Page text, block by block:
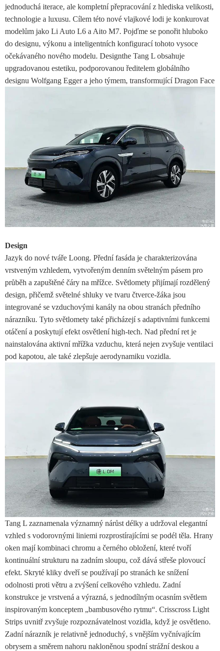
jednoduchá iterace, ale kompletní přepracování z hlediska velikosti,
technologie a luxusu. Cílem této nové vlajkové lodi je konkurovat
modelům jako Li Auto L6 a Aito M7. Pojďme se ponořit hluboko
do designu, výkonu a inteligentních konfigurací tohoto vysoce
očekávaného nového modelu. Designthe Tang L obsahuje
upgradovanou estetiku, podporovanou ředitelem globálního
designu Wolfgang Egger a jeho týmem, transformující Dragon Face
Design
Jazyk do nové tváře Loong. Přední fasáda je charakterizována
vrstveným vzhledem, vytvořeným denním světelným pásem pro
průběh a zapuštěné čáry na mřížce. Světlomety přijímají rozdělený
design, přičemž světelné shluky ve tvaru čtverce-žáka jsou
integrované se vzduchovými kanály na obou stranách předního
nárazníku. Tyto světlomety také přicházejí s adaptivními funkcemi
otáčení a poskytují efekt osvětlení high-tech. Nad přední ret je
nainstalována aktivní mřížka vzduchu, která nejen zvyšuje ventilaci
pod kapotou, ale také zlepšuje aerodynamiku vozidla.
Tang L zaznamenala významný nárůst délky a udržoval elegantní
vzhled s vodorovnými liniemi rozprostírajícími se podél těla. Hrany
oken mají kombinaci chromu a černého obložení, které tvoří
kontinuální strukturu na zadním sloupu, což dává střeše plovoucí
efekt. Skryté kliky dveří se používají po stranách ke snížení
odolnosti proti větru a zvýšení celkového vzhledu. Zadní
konstrukce je vrstvená a výrazná, s jednodílným ocasním světlem
inspirovaným konceptem „bambusového rytmu“. Crisscross Light
Strips uvnitř zvyšuje rozpoznávatelnost vozidla, když je osvětleno.
Zadní nárazník je relativně jednoduchý, s vnějším vyčnívajícím
obrysem a směrem nahoru nakloněnou spodní strážní deskou a